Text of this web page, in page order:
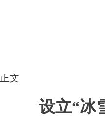
正文
设立“冰